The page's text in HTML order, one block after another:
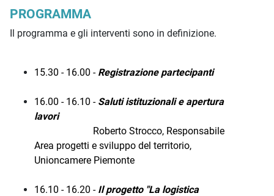
PROGRAMMA
Il programma e gli interventi sono in definizione.
15.30 - 16.00 - Registrazione partecipanti
16.00 - 16.10 - Saluti istituzionali e apertura
lavori
Roberto Strocco, Responsabile
Area progetti e sviluppo del territorio,
Unioncamere Piemonte
16.10 - 16.20 - Il progetto"La logistica